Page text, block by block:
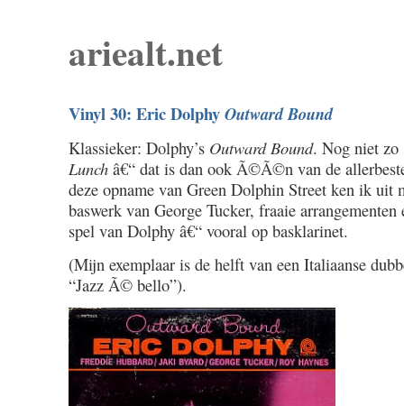
ariealt.net
Vinyl 30: Eric DolphyOutward Bound
Klassieker: Dolphy’s Outward Bound. Nog niet
Lunch â€“ dat is dan ook Ã©Ã©n van de
deze opname van Green Dolphin Street ken ik uit
baswerk van George Tucker, fraaie
spel van Dolphy â€“ vooral op basklarinet.
(Mijn exemplaar is de helft van een Italiaanse
“Jazz Ã© bello”).